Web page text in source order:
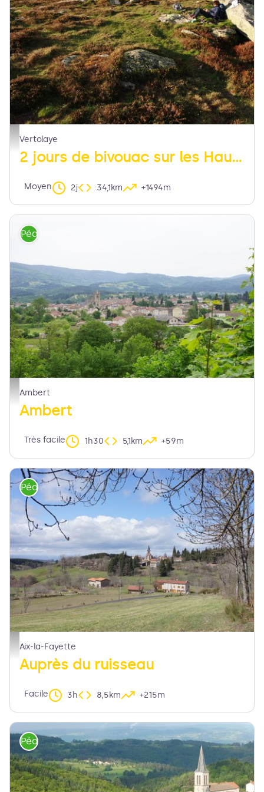
Bivouac sur les Hautes-Chaumes - Jean Rebillard
Vertolaye
2 jours de bivouac sur les Hautes-Chaumes
Moyen 2j 34,1km +1494m
Vue sur Ambert - Maison du Tourisme Sébastien Giraud
Pédestre
Ambert
Ambert
Très facile 1h30 5,1km +59m
Vue sur Aix la Fayette - Maison du Tourisme Sébastien Giraud
Pédestre
Aix-la-Fayette
Auprès du ruisseau
Facile 3h 8,5km +215m
Pédestre